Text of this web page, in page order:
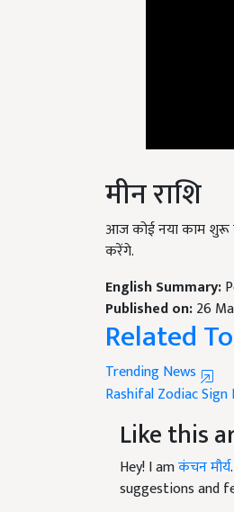
मीन राशि
आज कोई नया काम
करेंगे.
English Summary:
Published on:26
Related
Trending News
RashifalZodiac Sign
Like this
Hey! I amकंचन मौर्य
suggestions and